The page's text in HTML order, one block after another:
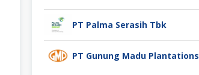
PT Palma Serasih Tbk
PT Gunung Madu Plantations